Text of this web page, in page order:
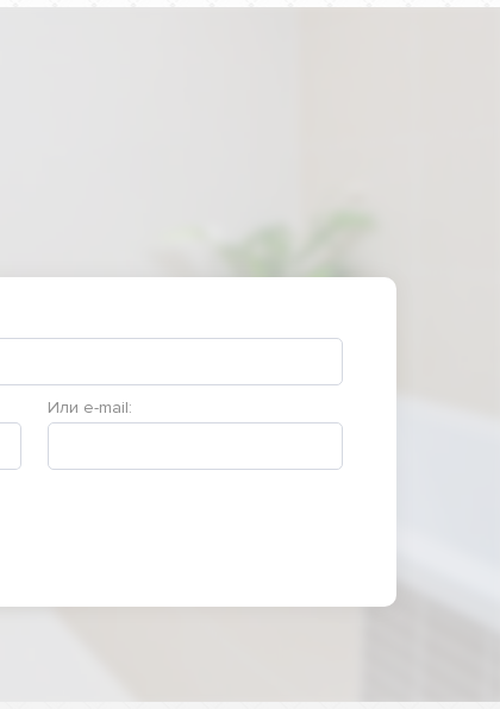
Или e-mail: